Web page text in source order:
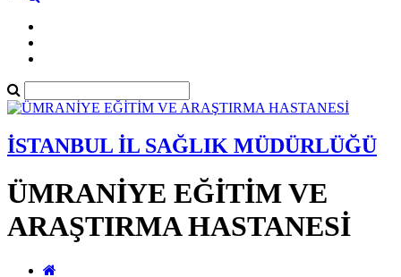
İSTANBUL İL SAĞLIK MÜDÜRLÜĞÜ
ÜMRANİYE EĞİTİM VE
ARAŞTIRMA HASTANESİ